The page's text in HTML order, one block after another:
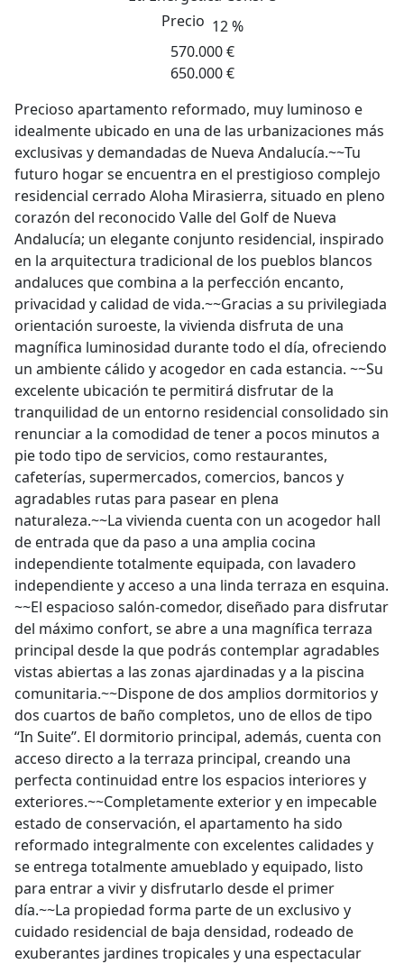
Precio 12 %
570.000 €
650.000 €
Precioso apartamento reformado, muy luminoso e
idealmente ubicado en una de las urbanizaciones más
exclusivas y demandadas de Nueva Andalucía.~~Tu
futuro hogar se encuentra en el prestigioso complejo
residencial cerrado Aloha Mirasierra, situado en pleno
corazón del reconocido Valle del Golf de Nueva
Andalucía; un elegante conjunto residencial, inspirado
en la arquitectura tradicional de los pueblos blancos
andaluces que combina a la perfección encanto,
privacidad y calidad de vida.~~Gracias a su privilegiada
orientación suroeste, la vivienda disfruta de una
magnífica luminosidad durante todo el día, ofreciendo
un ambiente cálido y acogedor en cada estancia. ~~Su
excelente ubicación te permitirá disfrutar de la
tranquilidad de un entorno residencial consolidado sin
renunciar a la comodidad de tener a pocos minutos a
pie todo tipo de servicios, como restaurantes,
cafeterías, supermercados, comercios, bancos y
agradables rutas para pasear en plena
naturaleza.~~La vivienda cuenta con un acogedor hall
de entrada que da paso a una amplia cocina
independiente totalmente equipada, con lavadero
independiente y acceso a una linda terraza en esquina.
~~El espacioso salón-comedor, diseñado para disfrutar
del máximo confort, se abre a una magnífica terraza
principal desde la que podrás contemplar agradables
vistas abiertas a las zonas ajardinadas y a la piscina
comunitaria.~~Dispone de dos amplios dormitorios y
dos cuartos de baño completos, uno de ellos de tipo
“In Suite”. El dormitorio principal, además, cuenta con
acceso directo a la terraza principal, creando una
perfecta continuidad entre los espacios interiores y
exteriores.~~Completamente exterior y en impecable
estado de conservación, el apartamento ha sido
reformado integralmente con excelentes calidades y
se entrega totalmente amueblado y equipado, listo
para entrar a vivir y disfrutarlo desde el primer
día.~~La propiedad forma parte de un exclusivo y
cuidado residencial de baja densidad, rodeado de
exuberantes jardines tropicales y una espectacular